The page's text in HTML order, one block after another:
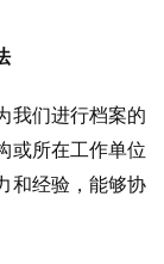
我们进行档案的
或所在工作单位
和经验，能够协